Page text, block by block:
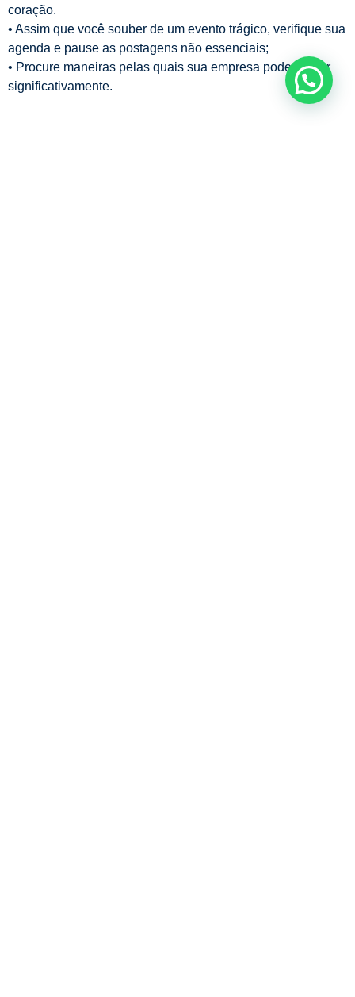
coração.
• Assim que você souber de um evento trágico, verifique sua
agenda e pause as postagens não essenciais;
• Procure maneiras pelas quais sua empresa pode ajudar
significativamente.